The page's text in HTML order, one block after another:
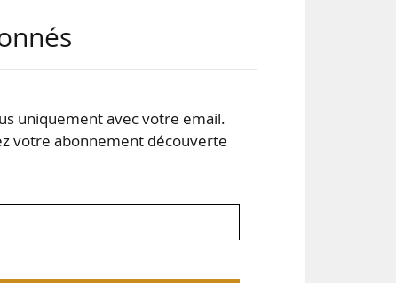
uniquement avec votre email.
votre abonnement découverte